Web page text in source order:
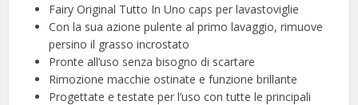
Fairy Original Tutto In Uno caps per lavastoviglie
Con la sua azione pulente al primo lavaggio, rimuove
persino il grasso incrostato
Pronte all’uso senza bisogno di scartare
Rimozione macchie ostinate e funzione brillante
Progettate e testate per l’uso con tutte le principali